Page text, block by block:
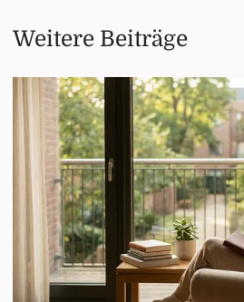
Weitere Beiträge